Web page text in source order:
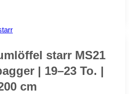
starr MS21
| 19–23 To. |
cm